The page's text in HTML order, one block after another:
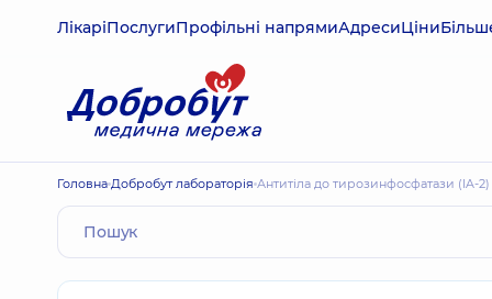
ЛікаріПослугиПрофільні напрямиАдресиЦіни
Головна Добробут лабораторія Антитіла до тирозинфосфатази (IA-2)